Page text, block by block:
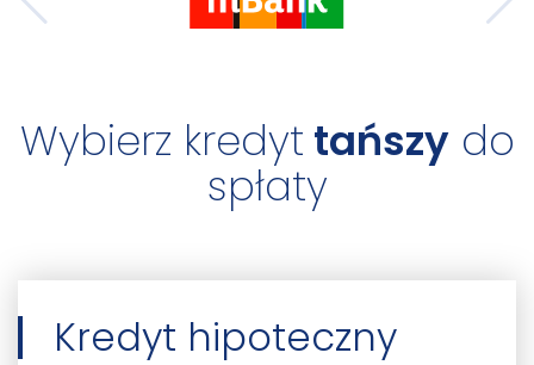
Wybierz kredyt tańszydo
spłaty
Kredyt hipoteczny